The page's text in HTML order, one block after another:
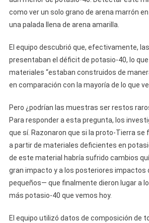
como ver un solo grano de arena marrón
una palada llena de arena amarilla.
El equipo descubrió que, efectivamente,
presentaban el déficit de potasio-40, lo
materiales “estaban construidos de
en comparación con la mayoría de lo que
Pero ¿podrían las muestras ser restos
Para responder a esta pregunta, los
que sí. Razonaron que si la proto-Tierra
a partir de materiales deficientes en
de este material habría sufrido cambios
gran impacto y a los posteriores impactos
pequeños— que finalmente dieron lugar a
más potasio-40 que vemos hoy.
El equipo utilizó datos de composición de